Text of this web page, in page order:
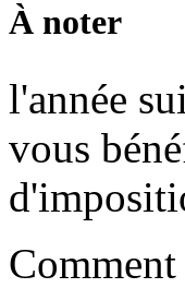
À noter
l'année
vous